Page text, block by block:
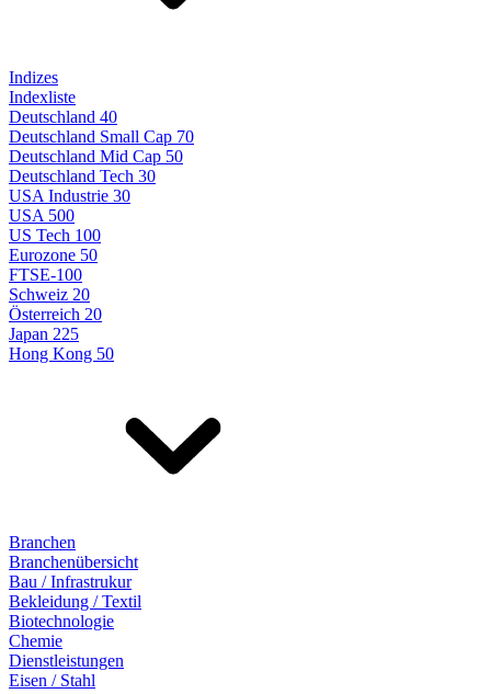
Indizes
Indexliste
Deutschland 40
Deutschland Small Cap 70
Deutschland Mid Cap 50
Deutschland Tech 30
USA Industrie 30
USA 500
US Tech 100
Eurozone 50
FTSE-100
Schweiz 20
Österreich 20
Japan 225
Hong Kong 50
Branchen
Branchenübersicht
Bau / Infrastrukur
Bekleidung / Textil
Biotechnologie
Chemie
Dienstleistungen
Eisen / Stahl